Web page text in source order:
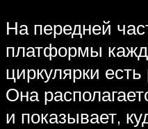
На передней
платформы
циркулярки
Она
и показывает,